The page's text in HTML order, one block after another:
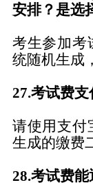
安排？是选
考生参加考
统随机生成
27.考试费
请使用支付
生成的缴费
28.考试费能